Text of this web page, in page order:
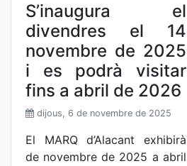
S’inaugura el
divendres el 14
novembre de 2025
i es podrà visitar
fins a abril de 2026
dijous, 6 de novembre de 2025
El MARQ d’Alacant exhibirà
de novembre de 2025 a abril